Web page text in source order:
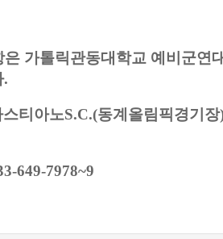
은 가톨릭관동대학교 예비군연
.
티아노S.C.(동계올림픽경기장
649-7978~9